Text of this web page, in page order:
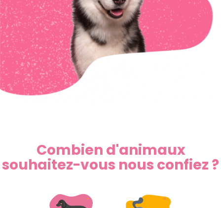
Combien d'animaux
souhaitez-vous nous confiez ?